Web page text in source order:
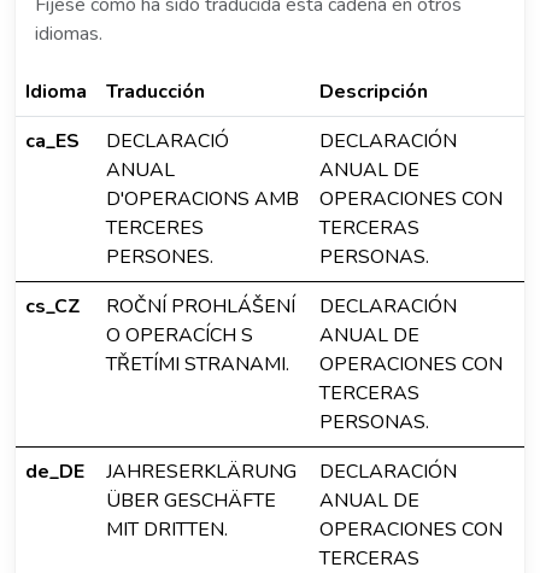
idiomas.
Idioma Traducción
Descripción
ca_ES
DECLARACIÓ
ANUAL
D'OPERACIONS AMB
TERCERES
PERSONES.
DECLARACIÓN
ANUAL DE
OPERACIONES CON
TERCERAS
PERSONAS.
cs_CZ
ROČNÍ PROHLÁŠENÍ
O OPERACÍCH S
TŘETÍMI STRANAMI.
DECLARACIÓN
ANUAL DE
OPERACIONES CON
TERCERAS
PERSONAS.
de_DE
JAHRESERKLÄRUNG
ÜBER GESCHÄFTE
MIT DRITTEN.
DECLARACIÓN
ANUAL DE
OPERACIONES CON
TERCERAS